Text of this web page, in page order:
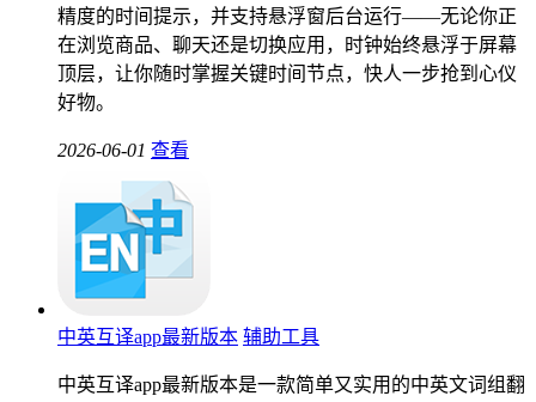
精度的时间提示，并支持悬浮窗后台运行——无论你正
在浏览商品、聊天还是切换应用，时钟始终悬浮于屏幕
顶层，让你随时掌握关键时间节点，快人一步抢到心仪
好物。
2026-06-01 查看
中英互译app最新版本 辅助工具
中英互译app最新版本是一款简单又实用的中英文词组翻